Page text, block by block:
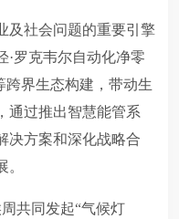
及社会问题的重要引擎
·罗克韦尔自动化净零
跨界生态构建，带动生
通过推出智慧能管系
决方案和深化战略合
共同发起“气候灯